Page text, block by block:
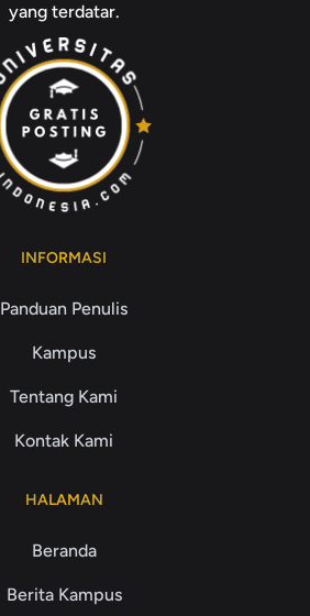
yang terdatar.
INFORMASI
Panduan Penulis
Kampus
Tentang Kami
Kontak Kami
HALAMAN
Beranda
Berita Kampus